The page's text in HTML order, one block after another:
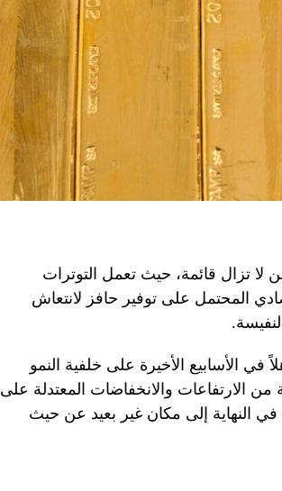
لا تزال قائمة، حيث تعمل التوترات
المحتمل على توفير حافز لانتعاش
الأسابيع الأخيرة على خلفية النمو
من الارتفاعات والانخفاضات المعتدلة على
لتصل في النهاية إلى مكان غير بعيد عن حيث